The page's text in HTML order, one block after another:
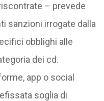
– prevede
sanzioni irrogate dalla
obblighi alle
dei cd.
app o social
soglia di